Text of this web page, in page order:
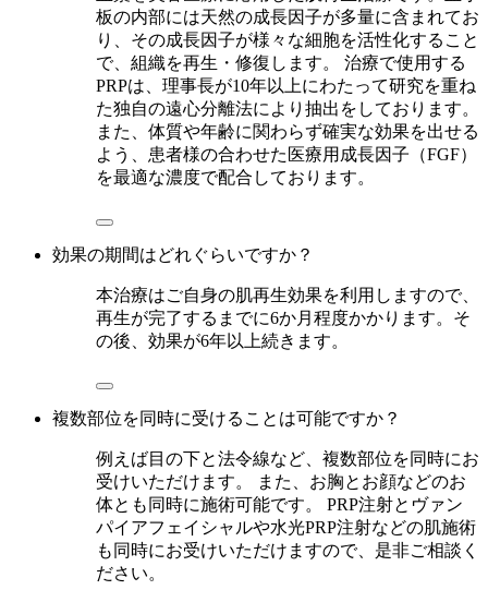
板の内部には天然の成長因子が多量に含まれてお
り、その成長因子が様々な細胞を活性化すること
で、組織を再生・修復します。 治療で使用する
PRPは、理事長が10年以上にわたって研究を重ね
た独自の遠心分離法により抽出をしております。
また、体質や年齢に関わらず確実な効果を出せる
よう、患者様の合わせた医療用成長因子（FGF）
を最適な濃度で配合しております。
効果の期間はどれぐらいですか？
本治療はご自身の肌再生効果を利用しますので、
再生が完了するまでに6か月程度かかります。そ
の後、効果が6年以上続きます。
複数部位を同時に受けることは可能ですか？
例えば目の下と法令線など、複数部位を同時にお
受けいただけます。 また、お胸とお顔などのお
体とも同時に施術可能です。 PRP注射とヴァン
パイアフェイシャルや水光PRP注射などの肌施術
も同時にお受けいただけますので、是非ご相談く
ださい。